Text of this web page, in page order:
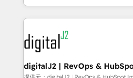
to help them scale and close
using HubSpot (the right way). ⭐️ Here's more info:
learn more!
webdesign. Markentive is both a consulting firm, a
digital agency and an integrator.
experts in marketing automation,
CRM and webdesign (We focus on
customers).
digitalJ2 | RevOps &
Implementations